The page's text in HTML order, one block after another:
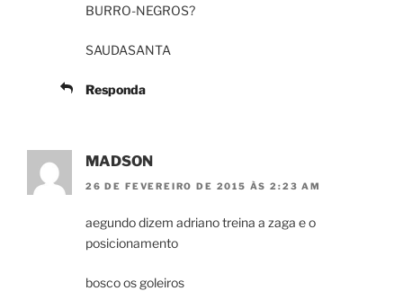
BURRO-NEGROS?
SAUDASANTA
Responda
MADSON
26 DE FEVEREIRO DE 2015 ÀS 2:23 AM
aegundo dizem adriano treina a zaga e o
posicionamento
bosco os goleiros